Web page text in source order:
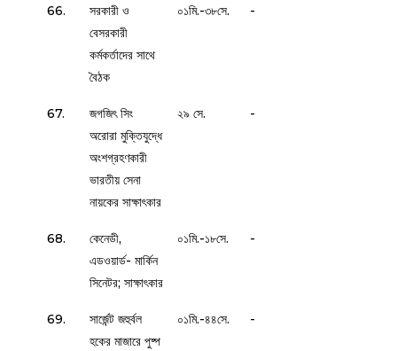
66.
সরকারী ও
বেসরকারী
কর্মকর্তাদের সাথে
বৈঠক
০১মি.-৩৮সে. -
67.
জগজিৎ সিং
অরোরা মুক্তিযুদ্ধে
অংশগ্রহণকারী
ভারতীয় সেনা
নায়কের সাক্ষাৎকার
২৯ সে. -
68.
কেনেডী,
এডওয়ার্ড- মার্কিন
সিনেটর; সাক্ষাৎকার
০১মি.-১৮সে. -
69.
সার্জেন্ট জহুর্বল
হকের মাজারে পুষ্প
০১মি.-৪৪সে. -